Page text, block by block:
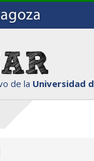
de la Universidad